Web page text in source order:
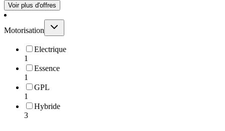
Voir plus d'offres
Motorisation
Electrique
1
Essence
1
GPL
1
Hybride
3